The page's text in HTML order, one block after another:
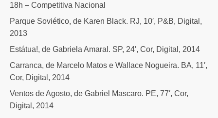
18h – Competitiva Nacional
Parque Soviético, de Karen Black. RJ, 10′, P&B, Digital,
2013
Estátua!, de Gabriela Amaral. SP, 24′, Cor, Digital, 2014
Carranca, de Marcelo Matos e Wallace Nogueira. BA, 11′,
Cor, Digital, 2014
Ventos de Agosto, de Gabriel Mascaro. PE, 77′, Cor,
Digital, 2014